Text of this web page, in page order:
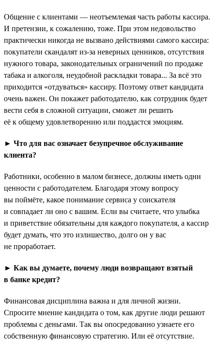
Общение с клиентами — неотъемлемая часть работы кассира.
И претензии, к сожалению, тоже. При этом недовольство
практически никогда не вызвано действиями самого кассира:
покупатели скандалят из-за неверных ценников, отсутствия
нужного товара, законодательных ограничений по продаже
табака и алкоголя, неудобной раскладки товара... За всё это
приходится «отдуваться» кассиру. Поэтому ответ кандидата
очень важен. Он покажет работодателю, как сотрудник будет
вести себя в сложной ситуации, сможет ли решить
её к общему удовлетворению или поддастся эмоциям.
► Что для вас означает безупречное обслуживание
клиента?
Работники, особенно в малом бизнесе, должны иметь одни
ценности с работодателем. Благодаря этому вопросу
вы поймёте, какое понимание сервиса у соискателя
и совпадает ли оно с вашим. Если вы считаете, что улыбка
и приветствие обязательны для каждого покупателя, а кассир
будет думать, что это излишество, долго он у вас
не проработает.
► Как вы думаете, почему люди возвращают взятый
в банке кредит?
Финансовая дисциплина важна и для личной жизни.
Спросите мнение кандидата о том, как другие люди решают
проблемы с деньгами. Так вы опосредованно узнаете его
собственную финансовую стратегию. Или её отсутствие.